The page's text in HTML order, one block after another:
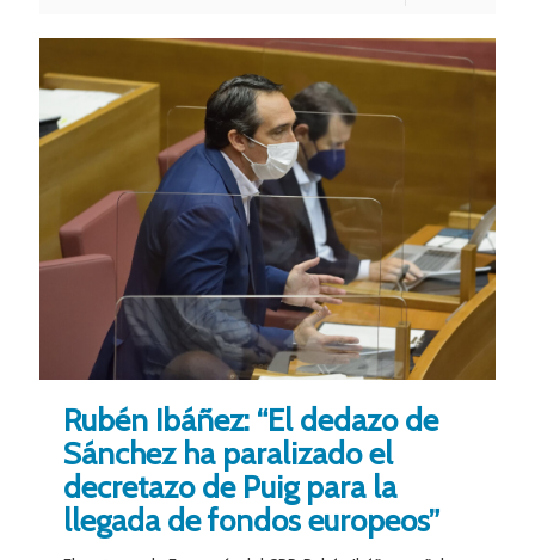
Rubén Ibáñez: “El dedazo de
Sánchez ha paralizado el
decretazo de Puig para la
llegada de fondos europeos”